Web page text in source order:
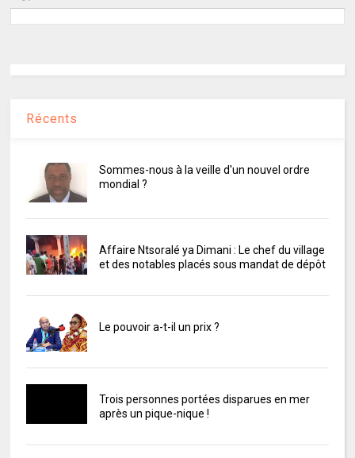
Récents
Sommes-nous à la veille d'un nouvel ordre
mondial ?
Affaire Ntsoralé ya Dimani : Le chef du village
et des notables placés sous mandat de dépôt
Le pouvoir a-t-il un prix ?
Trois personnes portées disparues en mer
après un pique-nique !